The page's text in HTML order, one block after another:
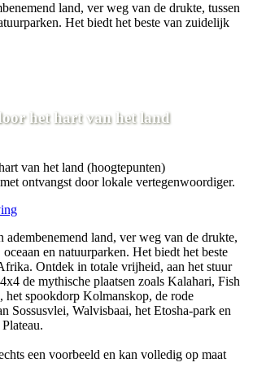
land, ver weg van de drukte, tussen
Het biedt het beste van zuidelijk
het hart van het land
ontvangst door lokale vertegenwoordiger.
adembenemend land, ver weg van de drukte,
oceaan en natuurparken. Het biedt het beste
Ontdek in totale vrijheid, aan het stuur
de mythische plaatsen zoals Kalahari, Fish
het spookdorp Kolmanskop, de rode
Sossusvlei, Walvisbaai, het Etosha-park en
een voorbeeld en kan volledig op maat